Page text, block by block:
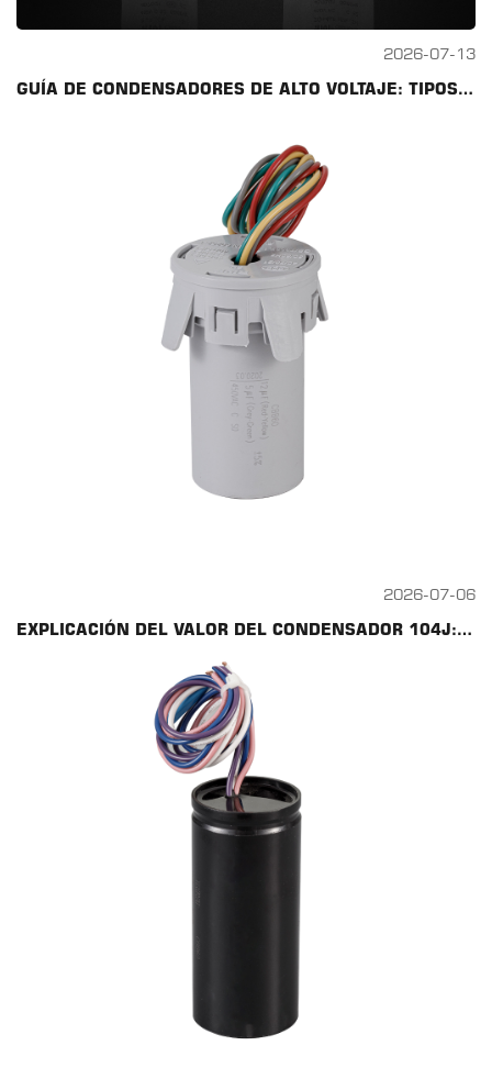
2026-07-13
GUÍA DE CONDENSADORES DE ALTO VOLTAJE: TIPOS, CLASIFICACIONES Y SELECCIÓN DE CONDENSADORES DE CA
2026-07-06
EXPLICACIÓN DEL VALOR DEL CONDENSADOR 104J: GUÍA DEL CONDENSADOR CBB60